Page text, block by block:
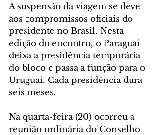
A suspensão da viagem se deve
aos compromissos oficiais do
presidente no Brasil. Nesta
edição do encontro, o Paraguai
deixa a presidência temporária
do bloco e passa a função para o
Uruguai. Cada presidência dura
seis meses.
Na quarta-feira (20) ocorreu a
reunião ordinária do Conselho